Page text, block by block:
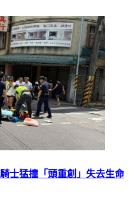
士猛撞「頭重創」失去生命